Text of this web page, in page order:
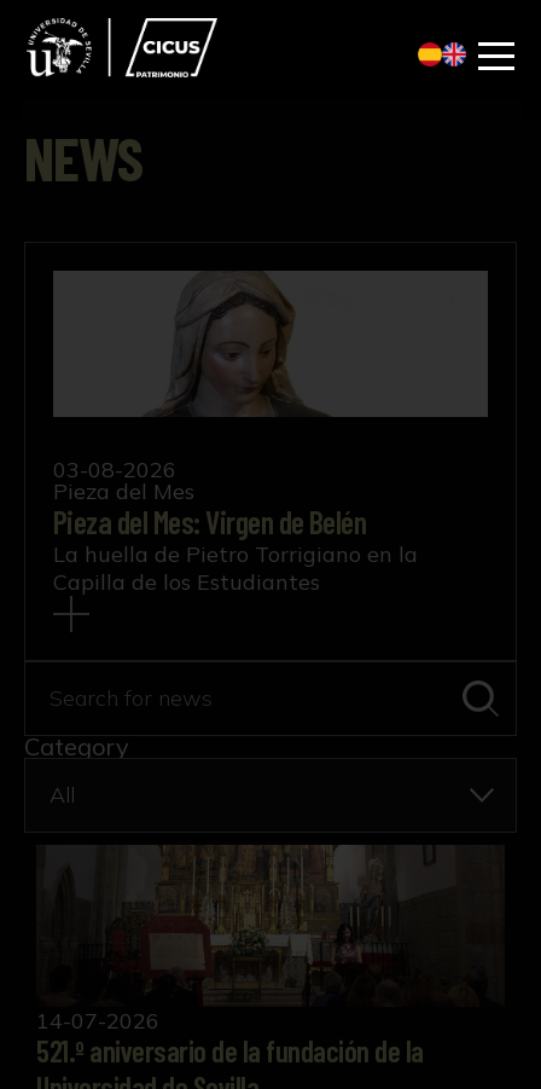
NEWS
03-08-2026
Pieza del Mes
Pieza del Mes: Virgen de Belén
La huella de Pietro Torrigiano en la
Capilla de los Estudiantes
521.º aniversario de la fundación de la
14-07-2026
521.º aniversario de la fundación de la
Category